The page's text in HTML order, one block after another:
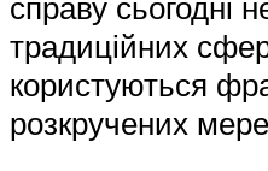
традиційних
користуються
розкручених